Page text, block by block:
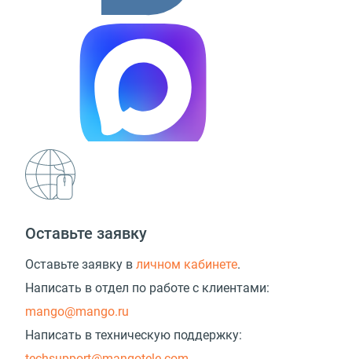
Оставьте заявку
Оставьте заявку в личном кабинете.
Написать в отдел по работе с клиентами:
mango@mango.ru
Написать в техническую поддержку: